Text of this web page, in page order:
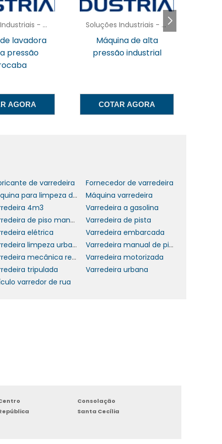
Soluções Industriais - AC
lavadora
pressão
AGORA
Soluções Industriais - AC
Máquina de alta
pressão industrial
COTAR AGORA
de varredeira
Fornecedor de varredeira
Máquina para limpeza de ruas
Máquina varredeira
4m3
Varredeira a gasolina
Varredeira de piso manual
Varredeira de pista
elétrica
Varredeira embarcada
Varredeira limpeza urbana
Varredeira manual de piso
Varredeira mecânica rebocável
Varredeira motorizada
tripulada
Varredeira urbana
varredor de rua
Consolação
Santa Cecília